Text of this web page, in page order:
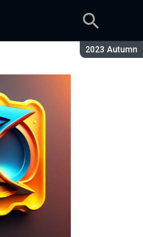
Season:
2023 Autumn